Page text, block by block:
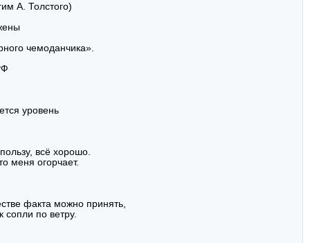
А. Толстого)
чемоданчика».
уровень
всё хорошо.
меня огорчает.
факта можно принять,
по ветру.